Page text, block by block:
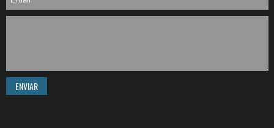
ENVIAR